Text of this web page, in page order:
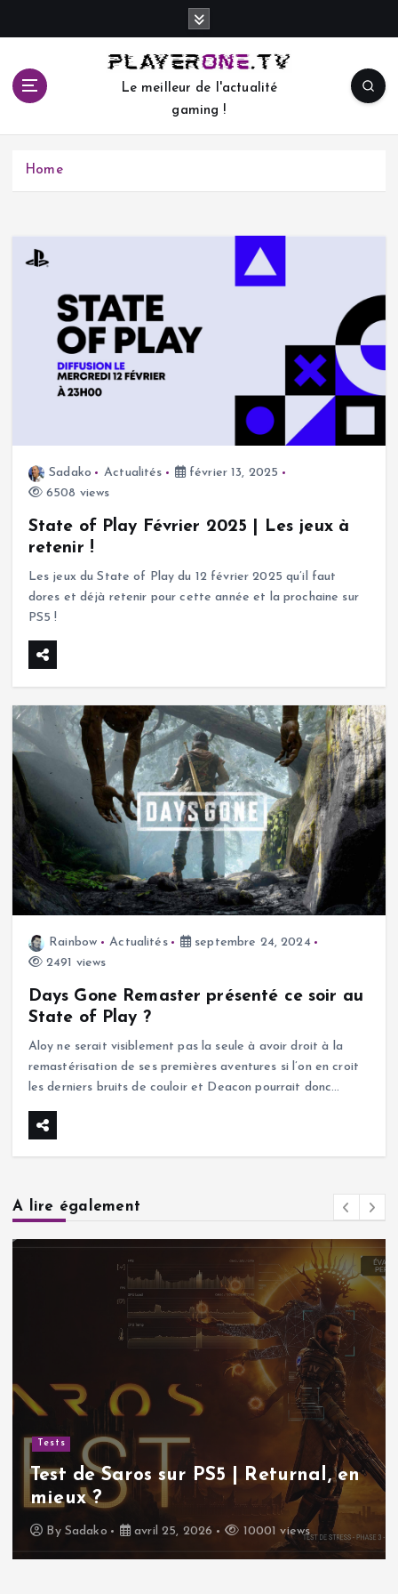
c
Le meilleur de l'actualité
gaming !
Home
Sadako Actualités
février 13, 2025
6508 views
State of Play Février 2025 | Les jeux à
retenir !
Les jeux du State of Play du 12 février 2025 qu’il faut
dores et déjà retenir pour cette année et la prochaine sur
PS5 !
Rainbow Actualités
septembre 24, 2024
2491 views
Days Gone Remaster présenté ce soir au
State of Play ?
Aloy ne serait visiblement pas la seule à avoir droit à la
remastérisation de ses premières aventures si l’on en croit
les derniers bruits de couloir et Deacon pourrait donc…
A lire également
Tests
Test de Saros sur PS5 | Returnal, en
mieux ?
By Sadako avril 25, 2026 10001 views